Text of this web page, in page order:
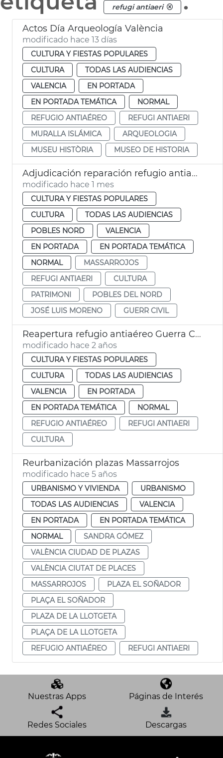
refugi antiaeri
Actos Día Arqueología València
modificado hace 13 días
CULTURA Y FIESTAS POPULARES
CULTURA
TODAS LAS AUDIENCIAS
VALENCIA
EN PORTADA
EN PORTADA TEMÁTICA
NORMAL
REFUGIO ANTIAÉREO
REFUGI ANTIAERI
MURALLA ISLÁMICA
ARQUEOLOGIA
MUSEU HISTÒRIA
MUSEO DE HISTORIA
Adjudicación reparación refugio antiaéreo Massarrojos València
modificado hace 1 mes
CULTURA Y FIESTAS POPULARES
CULTURA
TODAS LAS AUDIENCIAS
POBLES NORD
VALENCIA
EN PORTADA
EN PORTADA TEMÁTICA
NORMAL
MASSARROJOS
REFUGI ANTIAERI
CULTURA
PATRIMONI
POBLES DEL NORD
JOSÉ LUIS MORENO
GUERR CIVIL
Reapertura refugio antiaéreo Guerra Civil
modificado hace 2 años
CULTURA Y FIESTAS POPULARES
CULTURA
TODAS LAS AUDIENCIAS
VALENCIA
EN PORTADA
EN PORTADA TEMÁTICA
NORMAL
REFUGIO ANTIAÉREO
REFUGI ANTIAERI
CULTURA
Reurbanización plazas Massarrojos
modificado hace 5 años
URBANISMO Y VIVIENDA
URBANISMO
TODAS LAS AUDIENCIAS
VALENCIA
EN PORTADA
EN PORTADA TEMÁTICA
NORMAL
SANDRA GÓMEZ
VALÈNCIA CIUDAD DE PLAZAS
VALÈNCIA CIUTAT DE PLACES
MASSARROJOS
PLAZA EL SOÑADOR
PLAÇA EL SOÑADOR
PLAZA DE LA LLOTGETA
PLAÇA DE LA LLOTGETA
REFUGIO ANTIAÉREO
REFUGI ANTIAERI
Nuestras Apps Páginas de Interés
Redes Sociales Descargas